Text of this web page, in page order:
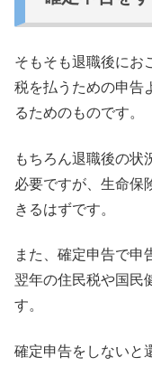
そもそも退職後にお
税を払うための申告
るためのものです。
もちろん退職後の状
必要ですが、生命保
きるはずです。
また、 確定申告で申
翌年の住民税や国民
す。
確定申告をしないと